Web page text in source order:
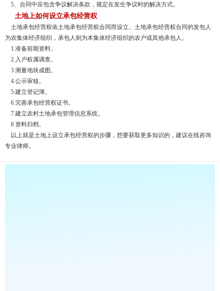
5、合同中应包含争议解决条款，规定在发生争议时的解决方式。
土地上如何设立承包经营权
土地承包经营权依土地承包经营权合同而设立。土地承包经营权合同的发包人
为农集体经济组织，承包人则为本集体经济组织的农户或其他承包人。
1.准备前期资料。
2.入户权属调查。
3.测量地块成图。
4.公示审核。
5.建立登记簿。
6.完善承包经营权证书。
7.建立农村土地承包管理信息系统。
8.资料归档。
以上就是土地上设立承包经营权的步骤，想要获取更多知识的，建议在线咨询
专业律师。